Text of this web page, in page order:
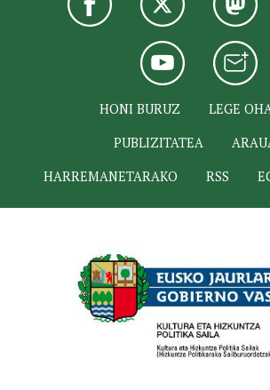
HONI BURUZ
LEGE
PUBLIZITATEA
HARREMANETARAKO
RSS